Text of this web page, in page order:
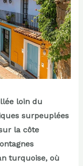
loin du
surpeuplées
la côte
turquoise, où